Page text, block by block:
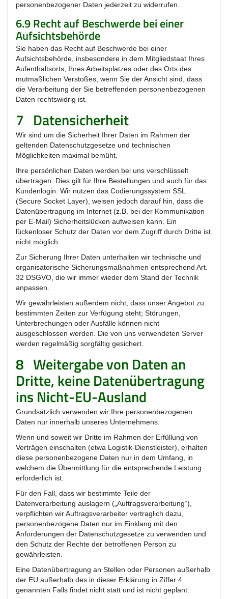
personenbezogener Daten jederzeit zu widerrufen.
6.9 Recht auf Beschwerde bei einer
Aufsichtsbehörde
Sie haben das Recht auf Beschwerde bei einer
Aufsichtsbehörde, insbesondere in dem Mitgliedstaat Ihres
Aufenthaltsorts, Ihres Arbeitsplatzes oder des Orts des
mutmaßlichen Verstoßes, wenn Sie der Ansicht sind, dass
die Verarbeitung der Sie betreffenden personenbezogenen
Daten rechtswidrig ist.
7 Datensicherheit
Wir sind um die Sicherheit Ihrer Daten im Rahmen der
geltenden Datenschutzgesetze und technischen
Möglichkeiten maximal bemüht.
Ihre persönlichen Daten werden bei uns verschlüsselt
übertragen. Dies gilt für Ihre Bestellungen und auch für das
Kundenlogin. Wir nutzen das Codierungssystem SSL
(Secure Socket Layer), weisen jedoch darauf hin, dass die
Datenübertragung im Internet (z.B. bei der Kommunikation
per E-Mail) Sicherheitslücken aufweisen kann. Ein
lückenloser Schutz der Daten vor dem Zugriff durch Dritte ist
nicht möglich.
Zur Sicherung Ihrer Daten unterhalten wir technische und
organisatorische Sicherungsmaßnahmen entsprechend Art.
32 DSGVO, die wir immer wieder dem Stand der Technik
anpassen.
Wir gewährleisten außerdem nicht, dass unser Angebot zu
bestimmten Zeiten zur Verfügung steht; Störungen,
Unterbrechungen oder Ausfälle können nicht
ausgeschlossen werden. Die von uns verwendeten Server
werden regelmäßig sorgfältig gesichert.
8 Weitergabe von Daten an
Dritte, keine Datenübertragung
ins Nicht-EU-Ausland
Grundsätzlich verwenden wir Ihre personenbezogenen
Daten nur innerhalb unseres Unternehmens.
Wenn und soweit wir Dritte im Rahmen der Erfüllung von
Verträgen einschalten (etwa Logistik-Dienstleister), erhalten
diese personenbezogene Daten nur in dem Umfang, in
welchem die Übermittlung für die entsprechende Leistung
erforderlich ist.
Für den Fall, dass wir bestimmte Teile der
Datenverarbeitung auslagern („Auftragsverarbeitung“),
verpflichten wir Auftragsverarbeiter vertraglich dazu,
personenbezogene Daten nur im Einklang mit den
Anforderungen der Datenschutzgesetze zu verwenden und
den Schutz der Rechte der betroffenen Person zu
gewährleisten.
Eine Datenübertragung an Stellen oder Personen außerhalb
der EU außerhalb des in dieser Erklärung in Ziffer 4
genannten Falls findet nicht statt und ist nicht geplant.